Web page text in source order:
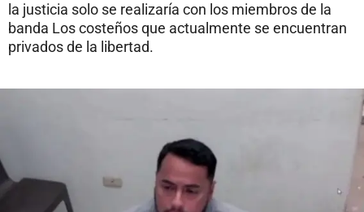
la justicia solo se realizaría con los miembros de la
banda Los costeños que actualmente se encuentran
privados de la libertad.